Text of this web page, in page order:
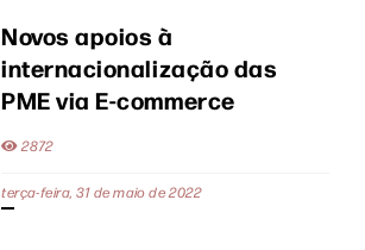
Novos apoios à
internacionalização das
PME via E-commerce
2872
terça-feira, 31 de maio de 2022